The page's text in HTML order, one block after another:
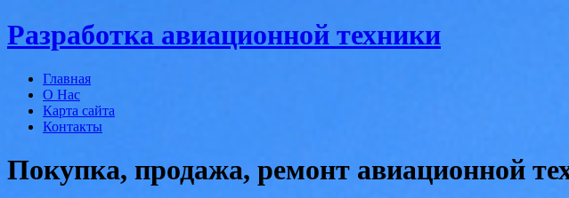
Разработка авиационной техники
Главная
О Нас
Карта сайта
Контакты
Покупка, продажа, ремонт авиационной